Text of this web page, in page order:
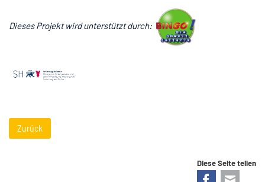
Dieses Projekt wird unterstützt durch:
Zurück
Diese Seite teilen
Facebook